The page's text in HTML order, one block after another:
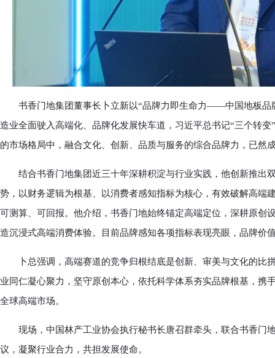
书香门地集团董事长卜立新以“品牌力即生命力——中国地板品
造业全面驶入高端化、品牌化发展快车道，习近平总书记“三个转
的市场格局中，融合文化、创新、品质与服务的综合品牌力，已然
结合书香门地集团近三十年深耕积淀与行业实践，他创新推出
势，以财务逻辑为根基、以消费者感知指标为核心，有效破解高端
可测算、可回报。他介绍，书香门地始终锚定高端定位，深耕原创
造沉浸式高端消费体验。目前品牌感知各项指标表现亮眼，品牌价
卜总强调，高端赛道的竞争归根结底是创新、审美与文化的比
业同仁凝心聚力，坚守原创本心，依托科学体系夯实品牌根基，携
全球高端市场。
现场，中国林产工业协会执行秘书长唐召群牵头，联合书香门
议，凝聚行业合力，共担发展使命。